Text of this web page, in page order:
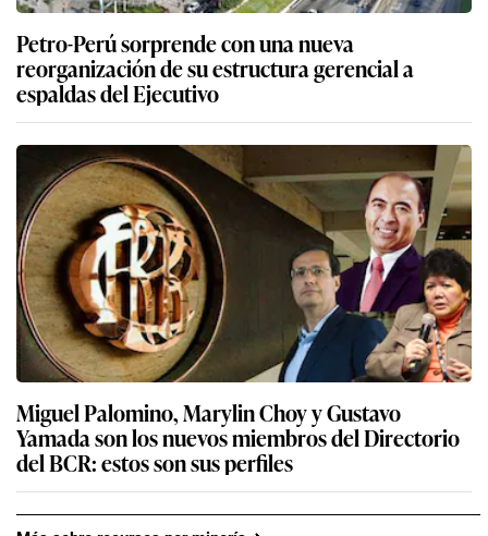
Petro-Perú sorprende con una nueva
reorganización de su estructura gerencial a
espaldas del Ejecutivo
Miguel Palomino, Marylin Choy y Gustavo
Yamada son los nuevos miembros del Directorio
del BCR: estos son sus perfiles